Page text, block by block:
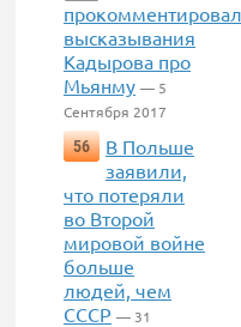
прокомментировал
высказывания
Кадырова про
Мьянму — 5
Сентября 2017
56
В Польше
заявили,
что потеряли
во Второй
мировой войне
больше
людей, чем
СССР — 31